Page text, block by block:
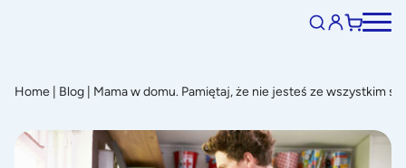
Home Blog Mama w domu. Pamiętaj, że nie jesteś ze wszystkim